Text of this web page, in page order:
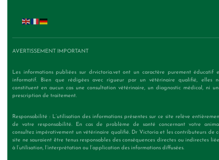
AVERTISSEMENT IMPORTANT
Les informations publiées sur drvictoria.vet ont un caractère purement éducatif
informatif. Bien que rédigées avec rigueur par un vétérinaire qualifié, elles
constituent en aucun cas une consultation vétérinaire, un diagnostic médical, ni
prescription de traitement.
Responsabilité : L’utilisation des informations présentes sur ce site relève
de votre responsabilité. En cas de problème de santé concernant votre
consultez impérativement un vétérinaire qualifié. Dr Victoria et les contributeurs de
site ne sauraient être tenus responsables des conséquences directes ou indirectes
à l’utilisation, l’interprétation ou l’application des informations diffusées.